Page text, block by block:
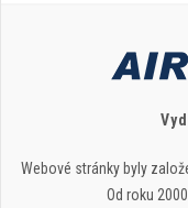
Webové stránky byly
Od roku